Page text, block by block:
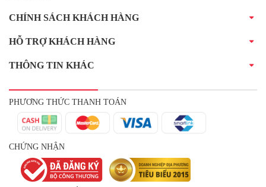
CHÍNH SÁCH KHÁCH HÀNG
HỖ TRỢ KHÁCH HÀNG
THÔNG TIN KHÁC
PHƯƠNG THỨC THANH TOÁN
CHỨNG NHẬN